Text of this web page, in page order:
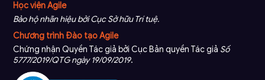
Học viện Agile
Bảo hộ nhãn hiệu bởi Cục Sở hữu Trí tuệ.
Chương trình Đào tạo Agile
Chứng nhận Quyền Tác giả bởi Cục Bản quyền Tác giả Số
5777/2019/QTG ngày 19/09/2019.